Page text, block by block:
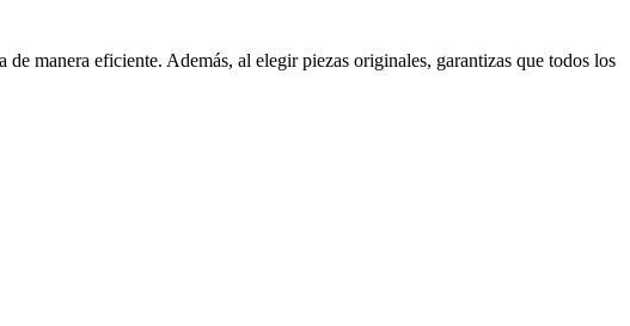
manera eficiente. Además, al elegir piezas originales, garantizas que todos los